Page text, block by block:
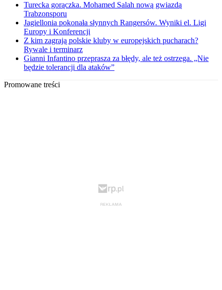
Turecka gorączka. Mohamed Salah nową gwiazdą
Trabzonsporu
Jagiellonia pokonała słynnych Rangersów. Wyniki el. Ligi
Europy i Konferencji
Z kim zagrają polskie kluby w europejskich pucharach?
Rywale i terminarz
Gianni Infantino przeprasza za błędy, ale też ostrzega. „Nie
będzie tolerancji dla ataków”
Promowane treści